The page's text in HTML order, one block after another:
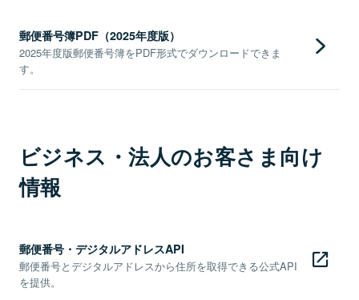
郵便番号簿PDF（2025年度版）
2025年度版郵便番号簿をPDF形式でダウンロードできま
す。
ビジネス・法人のお客さま向け
情報
郵便番号・デジタルアドレスAPI
郵便番号とデジタルアドレスから住所を取得できる公式API
を提供。